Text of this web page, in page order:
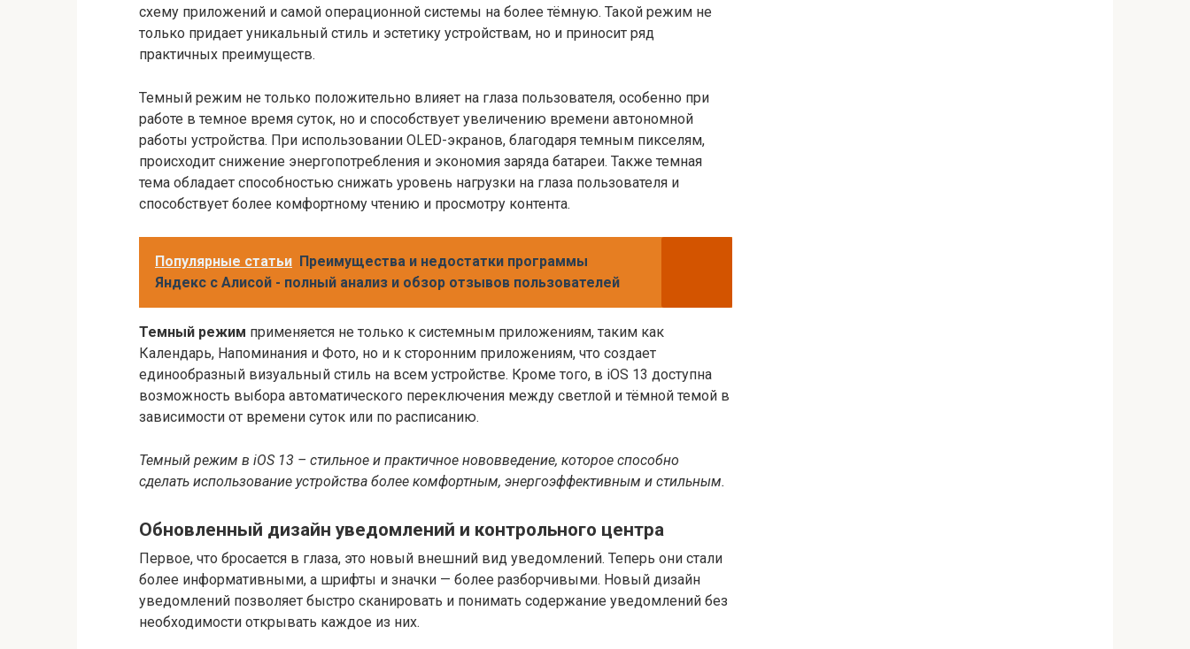
схему приложений и самой операционной системы на более тёмную. Такой режим не
только придает уникальный стиль и эстетику устройствам, но и приносит ряд
практичных преимуществ.
Темный режим не только положительно влияет на глаза пользователя, особенно при
работе в темное время суток, но и способствует увеличению времени автономной
работы устройства. При использовании OLED-экранов, благодаря темным пикселям,
происходит снижение энергопотребления и экономия заряда батареи. Также темная
тема обладает способностью снижать уровень нагрузки на глаза пользователя и
способствует более комфортному чтению и просмотру контента.
Популярные статьи Преимущества и недостатки программы
Яндекс с Алисой - полный анализ и обзор отзывов пользователей
Темный режим применяется не только к системным приложениям, таким как
Календарь, Напоминания и Фото, но и к сторонним приложениям, что создает
единообразный визуальный стиль на всем устройстве. Кроме того, в iOS 13 доступна
возможность выбора автоматического переключения между светлой и тёмной темой в
зависимости от времени суток или по расписанию.
Темный режим в iOS 13 – стильное и практичное нововведение, которое способно
сделать использование устройства более комфортным, энергоэффективным и стильным.
Обновленный дизайн уведомлений и контрольного центра
Первое, что бросается в глаза, это новый внешний вид уведомлений. Теперь они стали
более информативными, а шрифты и значки — более разборчивыми. Новый дизайн
уведомлений позволяет быстро сканировать и понимать содержание уведомлений без
необходимости открывать каждое из них.